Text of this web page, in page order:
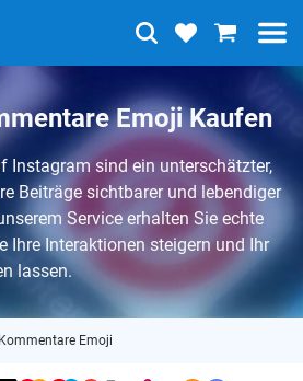
Emoji Kaufen
Instagram sind ein unterschätzter,
Beiträge sichtbarer und lebendiger
Service erhalten Sie echte
Ihre Interaktionen steigern und Ihr
lassen.
Emoji